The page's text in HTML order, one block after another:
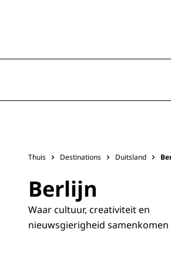
Thuis Destinations Duitsland
Berlijn
Waar cultuur, creativiteit en
nieuwsgierigheid samenkomen